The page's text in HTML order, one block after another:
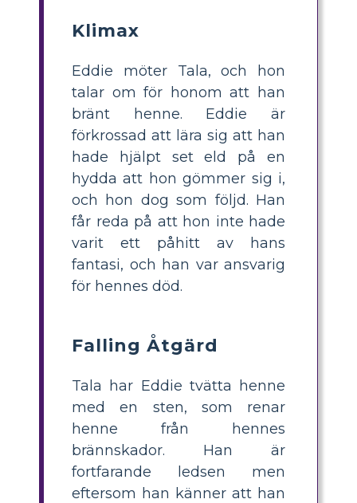
Klimax
Eddie möter Tala, och hon
talar om för honom att han
bränt henne. Eddie är
förkrossad att lära sig att han
hade hjälpt set eld på en
hydda att hon gömmer sig i,
och hon dog som följd. Han
får reda på att hon inte hade
varit ett påhitt av hans
fantasi, och han var ansvarig
för hennes död.
Falling Åtgärd
Tala har Eddie tvätta henne
med en sten, som renar
henne från hennes
brännskador. Han är
fortfarande ledsen men
eftersom han känner att han